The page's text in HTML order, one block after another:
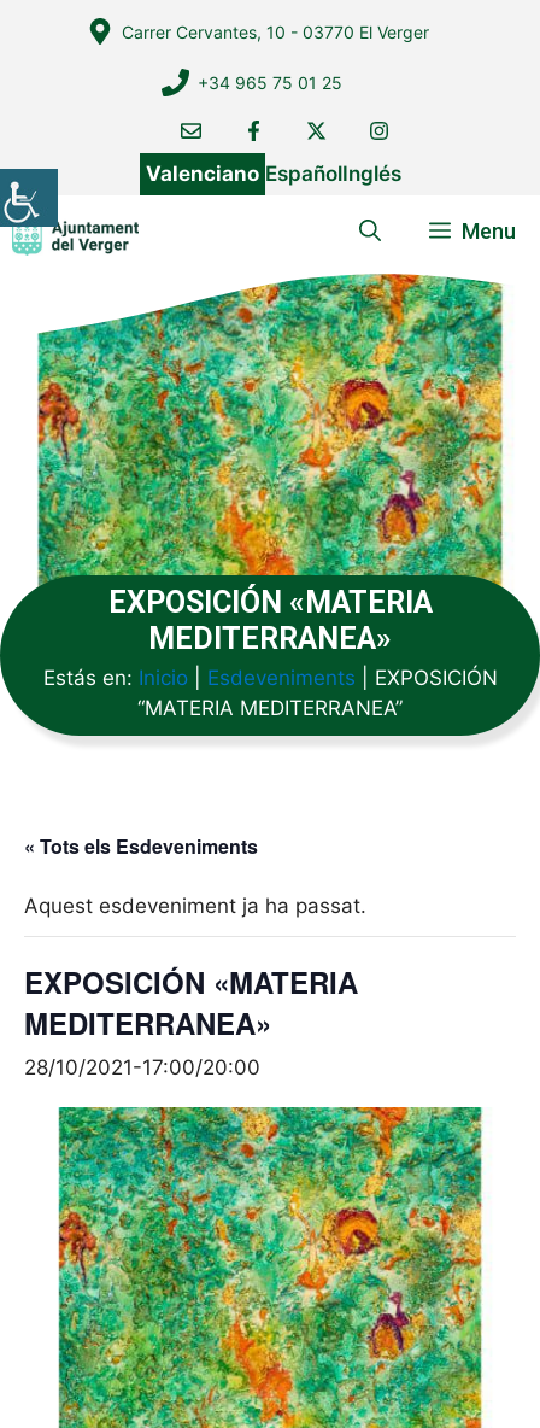
Carrer Cervantes, 10 - 03770 El Verger
+34 965 75 01 25
Valenciano EspañolInglés
Menu
EXPOSICIÓN «MATERIA
MEDITERRANEA»
Estás en: Inicio| Esdeveniments
EXPOSICIÓN
“MATERIA MEDITERRANEA”
« Tots els Esdeveniments
Aquest esdeveniment ja ha passat.
EXPOSICIÓN «MATERIA
MEDITERRANEA»
28/10/2021-17:00/20:00